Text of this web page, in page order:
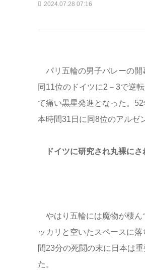
2024.07.28 07:16
パリ五輪の男子バレーの開
同11位のドイツに2－3で逆
て痛い黒星発進となった。
本時間31日に同8位のアルゼ
ドイツに研究され丸裸に
やはり五輪には魔物が棲ん
ッカリと空いたスペースに
間23分の死闘の末に日本は
た。